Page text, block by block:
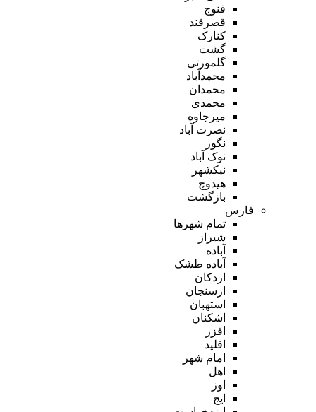
فنوج
قصرقند
کنارک
گشت
گلمورتی
محمدآباد
محمدان
محمدی
میرجاوه
نصرت آباد
نگور
نوک آباد
نیکشهر
هیدوچ
بازگشت
فارس
تمام شهر‌ها
شیراز
آباده
آباده طشک
اردکان
ارسنجان
استهبان
اشکنان
افزر
اقلید
امام شهر
اهل
اوز
ایج